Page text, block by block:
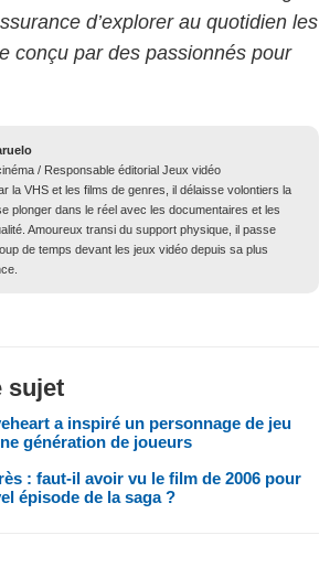
d’explorer au quotidien les
conçu par des passionnés pour
/ Responsable éditorial Jeux vidéo
la VHS et les films de genres, il délaisse volontiers la
plonger dans le réel avec les documentaires et les
Amoureux transi du support physique, il passe
de temps devant les jeux vidéo depuis sa plus
sujet
a inspiré un personnage de jeu
génération de joueurs
: faut-il avoir vu le film de 2006 pour
épisode de la saga ?